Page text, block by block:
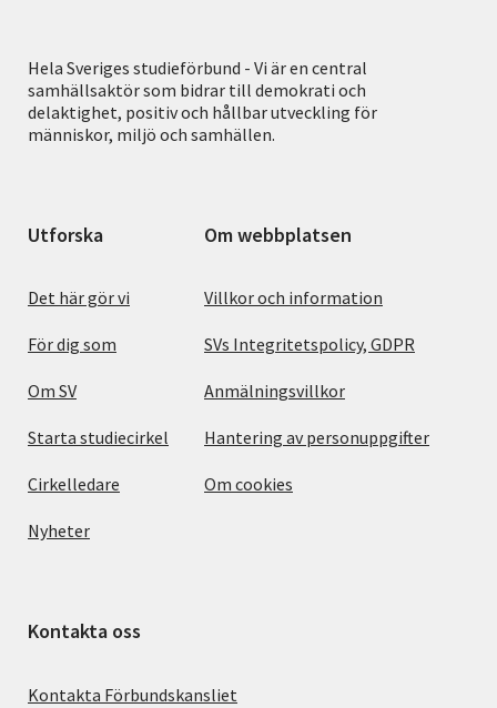
Hela Sveriges studieförbund - Vi är en central
samhällsaktör som bidrar till demokrati och
delaktighet, positiv och hållbar utveckling för
människor, miljö och samhällen.
Utforska
Det här gör vi
För dig som
Om SV
Starta studiecirkel
Cirkelledare
Nyheter
Om webbplatsen
Villkor och information
SVs Integritetspolicy, GDPR
Anmälningsvillkor
Hantering av personuppgifter
Om cookies
Kontakta oss
Kontakta Förbundskansliet